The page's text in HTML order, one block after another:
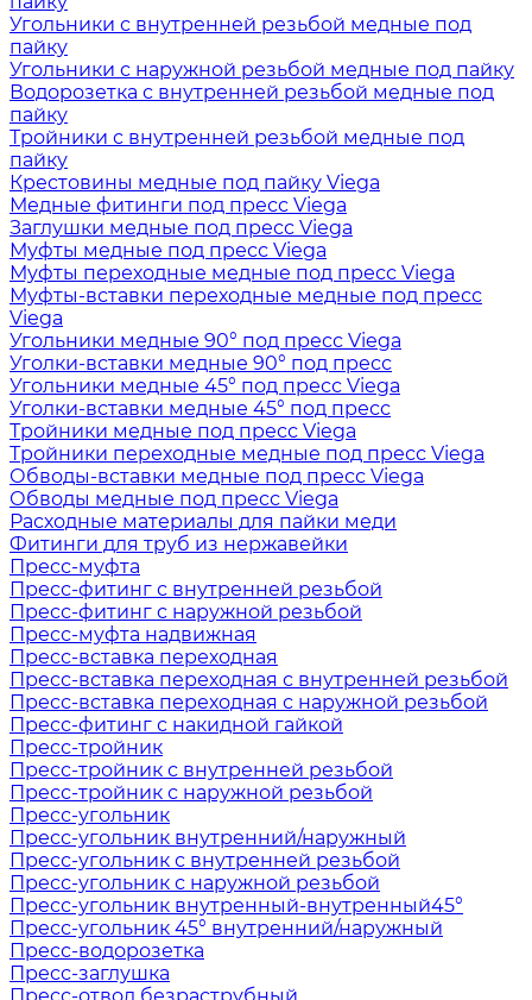
Угольники с внутренней резьбой медные под
пайку
Угольники с наружной резьбой медные под пайку
Водорозетка с внутренней резьбой медные под
пайку
Тройники с внутренней резьбой медные под
пайку
Крестовины медные под пайку Viega
Медные фитинги под пресс Viega
Заглушки медные под пресс Viega
Муфты медные под пресс Viega
Муфты переходные медные под пресс Viega
Муфты-вставки переходные медные под пресс
Viega
Угольники медные 90° под пресс Viega
Уголки-вставки медные 90° под пресс
Угольники медные 45° под пресс Viega
Уголки-вставки медные 45° под пресс
Тройники медные под пресс Viega
Тройники переходные медные под пресс Viega
Обводы-вставки медные под пресс Viega
Обводы медные под пресс Viega
Расходные материалы для пайки меди
Фитинги для труб из нержавейки
Пресс-муфта
Пресс-фитинг с внутренней резьбой
Пресс-фитинг с наружной резьбой
Пресс-муфта надвижная
Пресс-вставка переходная
Пресс-вставка переходная с внутренней резьбой
Пресс-вставка переходная с наружной резьбой
Пресс-фитинг с накидной гайкой
Пресс-тройник
Пресс-тройник с внутренней резьбой
Пресс-тройник с наружной резьбой
Пресс-угольник
Пресс-угольник внутренний/наружный
Пресс-угольник с внутренней резьбой
Пресс-угольник с наружной резьбой
Пресс-угольник внутренный-внутренный45°
Пресс-угольник 45° внутренний/наружный
Пресс-водорозетка
Пресс-заглушка